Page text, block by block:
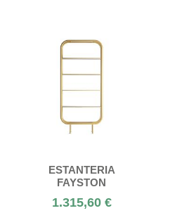
ESTANTERIA
FAYSTON
1.315,60 €